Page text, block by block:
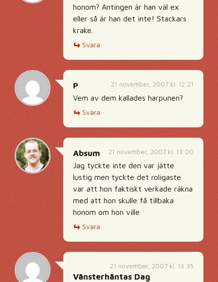
honom? Antingen är han väl ex
eller så är han det inte! Stackars
krake.
Svara
21 november, 2007 kl. 12:21
P
Vem av dem kallades harpunen?
Svara
21 november, 2007 kl. 13:00
Absum
Jag tyckte inte den var jätte
lustig men tyckte det roligaste
var att hon faktiskt verkade räkna
med att hon skulle få tillbaka
honom om hon ville
Svara
21 november, 2007 kl. 13:35
Vänsterhäntas Dag